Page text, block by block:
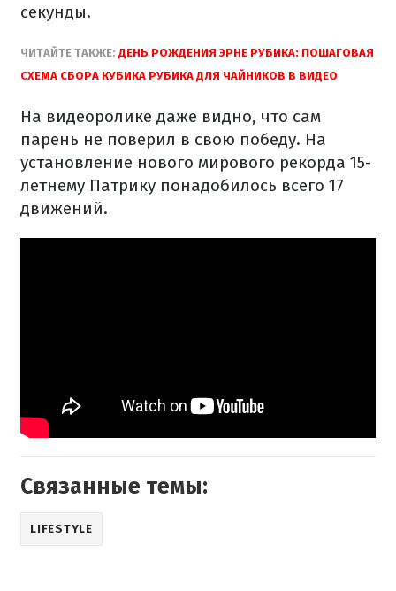
секунды.
ЧИТАЙТЕ ТАКЖЕ: ДЕНЬ РОЖДЕНИЯ ЭРНЕ РУБИКА: ПОШАГОВАЯ
СХЕМА СБОРА КУБИКА РУБИКА ДЛЯ ЧАЙНИКОВ В ВИДЕО
На видеоролике даже видно, что сам
парень не поверил в свою победу. На
установление нового мирового рекорда 15-
летнему Патрику понадобилось всего 17
движений.
Связанные темы:
LIFESTYLE